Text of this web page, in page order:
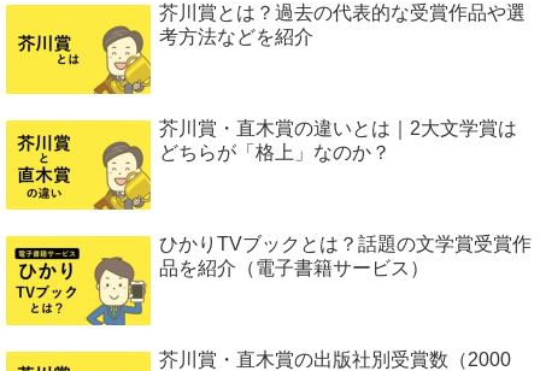
芥川賞とは？過去の代表的な受賞作品や選
考方法などを紹介
芥川賞・直木賞の違いとは｜2大文学賞は
どちらが「格上」なのか？
ひかりTVブックとは？話題の文学賞受賞作
品を紹介（電子書籍サービス）
芥川賞・直木賞の出版社別受賞数（2000